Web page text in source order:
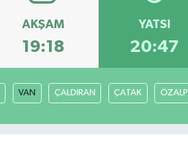
AKŞAM
19:18
YATSI
20:47
VAN ÇALDIRAN ÇATAK ÖZALP